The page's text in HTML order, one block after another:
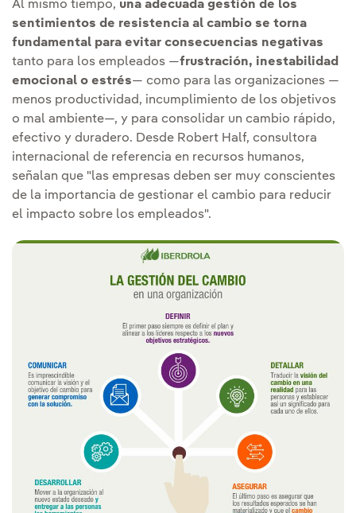
Al mismo tiempo, una adecuada gestión de los
sentimientos de resistencia al cambio se torna
fundamental para evitar consecuencias negativas
tanto para los empleados —frustración, inestabilidad
emocional o estrés— como para las organizaciones —
menos productividad, incumplimiento de los objetivos
o mal ambiente—, y para consolidar un cambio rápido,
efectivo y duradero. Desde Robert Half, consultora
internacional de referencia en recursos humanos,
señalan que "las empresas deben ser muy conscientes
de la importancia de gestionar el cambio para reducir
el impacto sobre los empleados".